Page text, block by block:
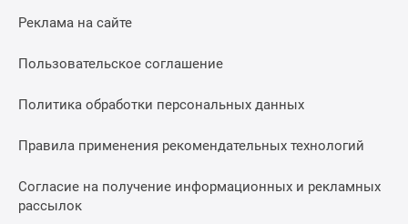
Москве
премиум-
Новостройки
класса
Траншевая
ипотека
Реклама на сайте
Пользовательское соглашение
Политика обработки персональных данных
Правила применения рекомендательных технологий
Согласие на получение информационных и рекламных
рассылок